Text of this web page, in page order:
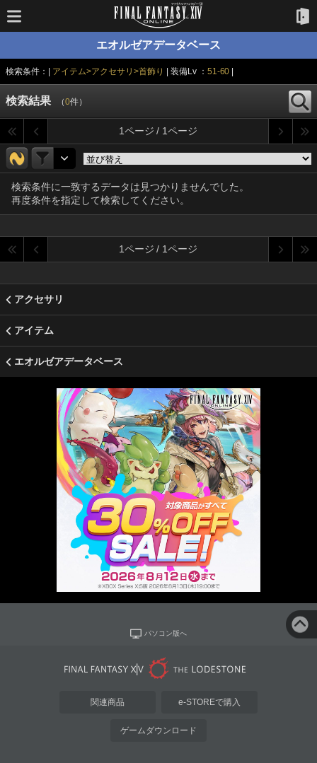
エオルゼアデータベース
検索条件：| アイテム>アクセサリ>首飾り | 装備Lv ： 51-60
検索結果 （0件）
1ページ / 1ページ
検索条件に一致するデータは見つかりませんでした。
再度条件を指定して検索してください。
1ページ / 1ページ
アクセサリ
アイテム
エオルゼアデータベース
パソコン版へ
関連商品 e-STOREで購入
ゲームダウンロード